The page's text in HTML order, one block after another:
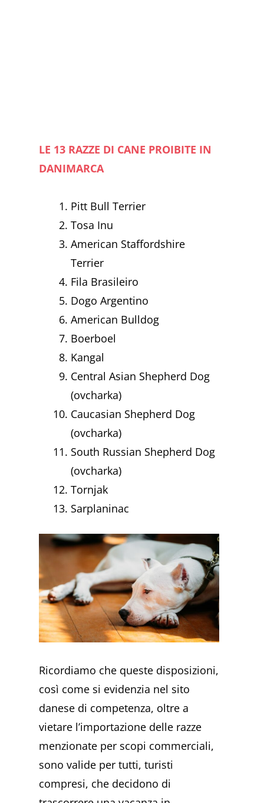
LE 13 RAZZE DI CANE PROIBITE IN
DANIMARCA
Pitt Bull Terrier
Tosa Inu
American Staffordshire
Terrier
Fila Brasileiro
Dogo Argentino
American Bulldog
Boerboel
Kangal
Central Asian Shepherd Dog
(ovcharka)
Caucasian Shepherd Dog
(ovcharka)
South Russian Shepherd Dog
(ovcharka)
Tornjak
Sarplaninac
Ricordiamo che queste disposizioni,
così come si evidenzia nel sito
danese di competenza, oltre a
vietare l’importazione delle razze
menzionate per scopi commerciali,
sono valide per tutti, turisti
compresi, che decidono di